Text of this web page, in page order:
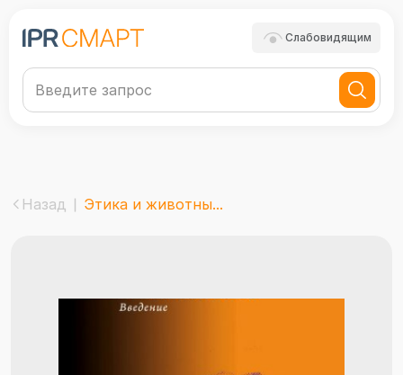
Слабовидящим
Назад Этика и животны...